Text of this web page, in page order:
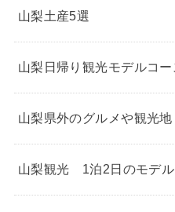
山梨土産5選
山梨日帰り観光モデルコー
山梨県外のグルメや観光地
山梨観光 1泊2日のモデル